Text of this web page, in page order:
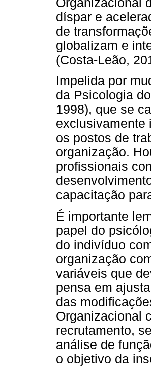
Organizacional
díspar e
de
globalizam e
(Costa-Leão,
Impelida por
da Psicologia
1998), que se
exclusivamente
os postos de
organização.
profissionais
capacitação
É importante
papel do
do indivíduo
organização
variáveis que
pensa em
das
Organizacional
recrutamento,
análise de
o objetivo da